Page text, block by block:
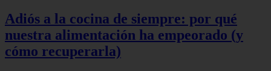
Adiós a la cocina de siempre: por qué
nuestra alimentación ha empeorado (y
cómo recuperarla)